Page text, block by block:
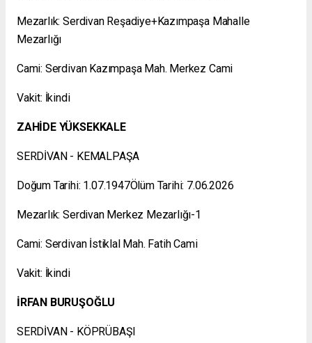
Mezarlık: Serdivan Reşadiye+Kazımpaşa Mahalle
Mezarlığı
Cami: Serdivan Kazımpaşa Mah. Merkez Cami
Vakit: İkindi
ZAHİDE YÜKSEKKALE
SERDİVAN - KEMALPAŞA
Doğum Tarihi: 1.07.1947Ölüm Tarihi: 7.06.2026
Mezarlık: Serdivan Merkez Mezarlığı-1
Cami: Serdivan İstiklal Mah. Fatih Cami
Vakit: İkindi
İRFAN BURUŞOĞLU
SERDİVAN - KÖPRÜBAŞI